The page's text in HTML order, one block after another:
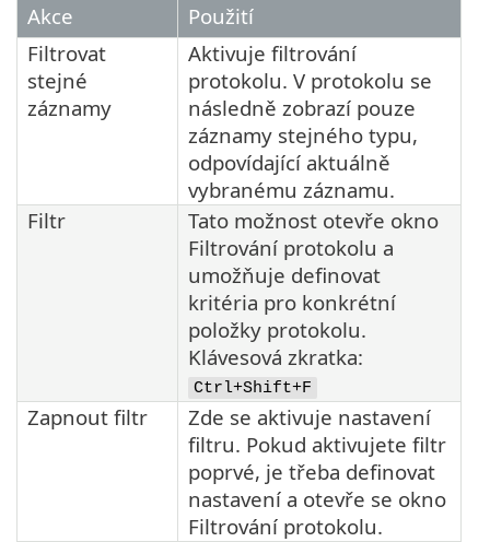
Akce
Použití
Filtrovat
stejné
záznamy
Aktivuje filtrování
protokolu. V protokolu se
následně zobrazí pouze
záznamy stejného typu,
odpovídající aktuálně
vybranému záznamu.
Filtr
Tato možnost otevře okno
Filtrování protokolu a
umožňuje definovat
kritéria pro konkrétní
položky protokolu.
Klávesová zkratka:
Ctrl+Shift+F
Zapnout filtr
Zde se aktivuje nastavení
filtru. Pokud aktivujete filtr
poprvé, je třeba definovat
nastavení a otevře se okno
Filtrování protokolu.